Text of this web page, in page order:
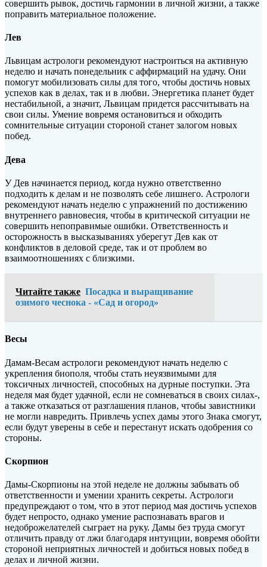
совершить рывок, достичь гармонии в личной жизни, а также
поправить материальное положение.
Лев
Львицам астрологи рекомендуют настроиться на активную
неделю и начать понедельник с аффирмаций на удачу. Они
помогут мобилизовать силы для того, чтобы достичь новых
успехов как в делах, так и в любви. Энергетика планет будет
нестабильной, а значит, Львицам придется рассчитывать на
свои силы. Умение вовремя остановиться и обходить
сомнительные ситуации стороной станет залогом новых
побед.
Дева
У Дев начинается период, когда нужно ответственно
подходить к делам и не позволять себе лишнего. Астрологи
рекомендуют начать неделю с упражнений по достижению
внутреннего равновесия, чтобы в критической ситуации не
совершить непоправимые ошибки. Ответственность и
осторожность в высказываниях уберегут Дев как от
конфликтов в деловой среде, так и от проблем во
взаимоотношениях с близкими.
Читайте также Посадка и выращивание
озимого чеснока - «Сад и огород»
Весы
Дамам-Весам астрологи рекомендуют начать неделю с
укрепления биополя, чтобы стать неуязвимыми для
токсичных личностей, способных на дурные поступки. Эта
неделя мая будет удачной, если не сомневаться в своих силах-,
а также отказаться от разглашения планов, чтобы завистники
не могли навредить. Привлечь успех дамы этого Знака смогут,
если будут уверены в себе и перестанут искать одобрения со
стороны.
Скорпион
Дамы-Скорпионы на этой неделе не должны забывать об
ответственности и умении хранить секреты. Астрологи
предупреждают о том, что в этот период мая достичь успехов
будет непросто, однако умение распознавать врагов и
недоброжелателей сыграет на руку. Дамы без труда смогут
отличить правду от лжи благодаря интуиции, вовремя обойти
стороной неприятных личностей и добиться новых побед в
делах и личной жизни.